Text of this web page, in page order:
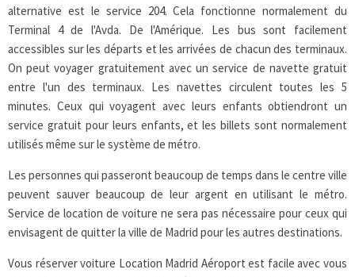
alternative est le service 204. Cela fonctionne normalement du
Terminal 4 de l'Avda. De l'Amérique. Les bus sont facilement
accessibles sur les départs et les arrivées de chacun des terminaux.
On peut voyager gratuitement avec un service de navette gratuit
entre l'un des terminaux. Les navettes circulent toutes les 5
minutes. Ceux qui voyagent avec leurs enfants obtiendront un
service gratuit pour leurs enfants, et les billets sont normalement
utilisés même sur le système de métro.
Les personnes qui passeront beaucoup de temps dans le centre ville
peuvent sauver beaucoup de leur argent en utilisant le métro.
Service de location de voiture ne sera pas nécessaire pour ceux qui
envisagent de quitter la ville de Madrid pour les autres destinations.
Vous réserver voiture Location Madrid Aéroport est facile avec vous